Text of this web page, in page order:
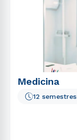
Medicina
12 semestres